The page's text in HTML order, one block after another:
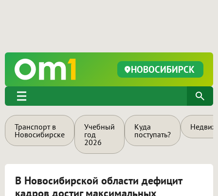
НОВОСИБИРСК
Транспорт в
Новосибирске
Учебный
год
2026
Куда
поступать?
В Новосибирской области дефицит
кадров достиг максимальных